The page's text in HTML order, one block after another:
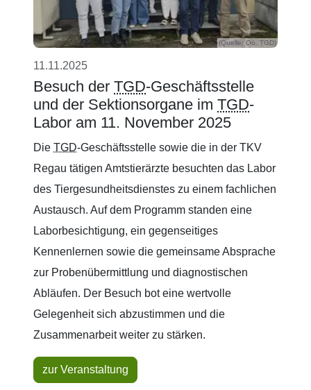
(Quelle: Oö. TGD)
11.11.2025
Besuch der TGD-Geschäftsstelle
und der Sektionsorgane im TGD-
Labor am 11. November 2025
Die TGD-Geschäftsstelle sowie die in der TKV
Regau tätigen Amtstierärzte besuchten das Labor
des Tiergesundheitsdienstes zu einem fachlichen
Austausch. Auf dem Programm standen eine
Laborbesichtigung, ein gegenseitiges
Kennenlernen sowie die gemeinsame Absprache
zur Probenübermittlung und diagnostischen
Abläufen. Der Besuch bot eine wertvolle
Gelegenheit sich abzustimmen und die
Zusammenarbeit weiter zu stärken.
zur Veranstaltung